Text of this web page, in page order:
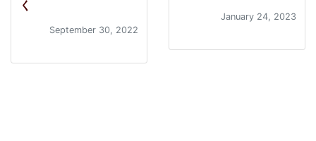
く
September 30, 2022
January 24, 2023